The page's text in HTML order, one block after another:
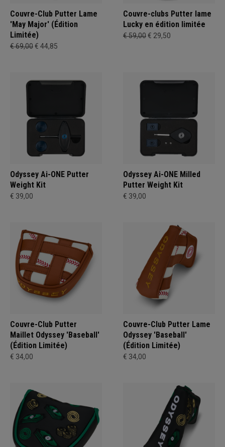
Couvre-Club Putter Lame
'May Major' (Édition
Limitée)
€ 69,00€ 44,85
Couvre-clubs Putter lame
Lucky en édition limitée
€ 59,00€ 29,50
Odyssey Ai-ONE Putter
Weight Kit
€ 39,00
Odyssey Ai-ONE Milled
Putter Weight Kit
€ 39,00
Couvre-Club Putter
Maillet Odyssey 'Baseball'
(Édition Limitée)
€ 34,00
Couvre-Club Putter Lame
Odyssey 'Baseball'
(Édition Limitée)
€ 34,00